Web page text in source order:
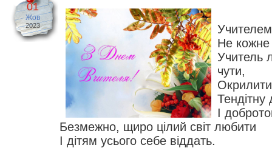
01
Жов
2023
Не кожне
Учитель
чути,
Тендітну
І
Безмежно, щиро цілий світ любити
І дітям усього себе віддать.